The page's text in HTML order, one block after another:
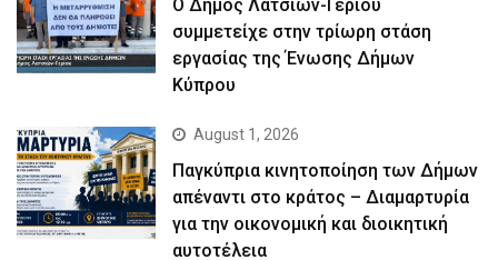
Ο Δήμος Λατσιών-Γερίου
συμμετείχε στην τρίωρη στάση
εργασίας της Ένωσης Δήμων
Κύπρου
August 1, 2026
Παγκύπρια κινητοποίηση των Δήμων
απέναντι στο κράτος – Διαμαρτυρία
για την οικονομική και διοικητική
αυτοτέλεια